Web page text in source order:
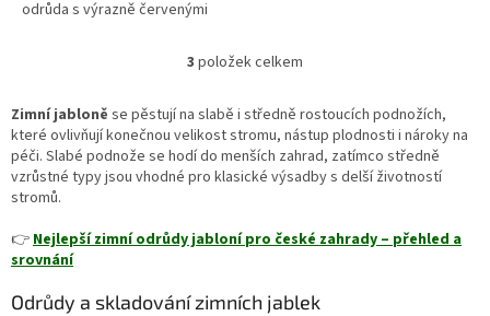
odrůda s výrazně červenými
dužninou. V zahradě plní roli
zimní skladování, kdy poskytuje
jablka určená především k
přímé konzumaci. Díky
kompaktnějšímu růstu se dobře
uplatní i v menších zahradách.
O
l
á
d
a
p
k
3 položek celkem
Zimní jabloně se pěstují na slabě i středně rostoucích podnožích,
které ovlivňují konečnou velikost stromu, nástup plodnosti i nároky na
péči. Slabé podnože se hodí do menších zahrad, zatímco středně
vzrůstné typy jsou vhodné pro klasické výsadby s delší životností
stromů.
👉Nejlepší zimní odrůdy jabloní pro české zahrady – přehled a
srovnání
Odrůdy a skladování zimních jablek